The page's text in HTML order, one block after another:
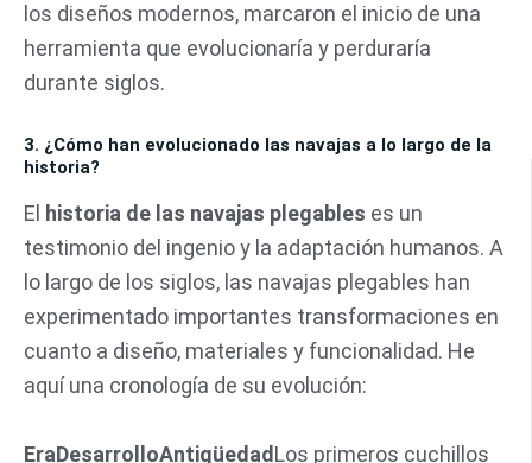
los diseños modernos, marcaron el inicio de una
herramienta que evolucionaría y perduraría
durante siglos.
3. ¿Cómo han evolucionado las navajas a lo largo de la
historia?
El historia de las navajas plegables es un
testimonio del ingenio y la adaptación humanos. A
lo largo de los siglos, las navajas plegables han
experimentado importantes transformaciones en
cuanto a diseño, materiales y funcionalidad. He
aquí una cronología de su evolución:
EraDesarrolloAntigüedad Los primeros cuchillos